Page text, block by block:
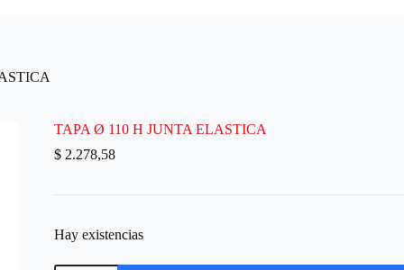
TAPA Ø 110 H JUNTA ELASTICA
$2.278,58
Hay existencias